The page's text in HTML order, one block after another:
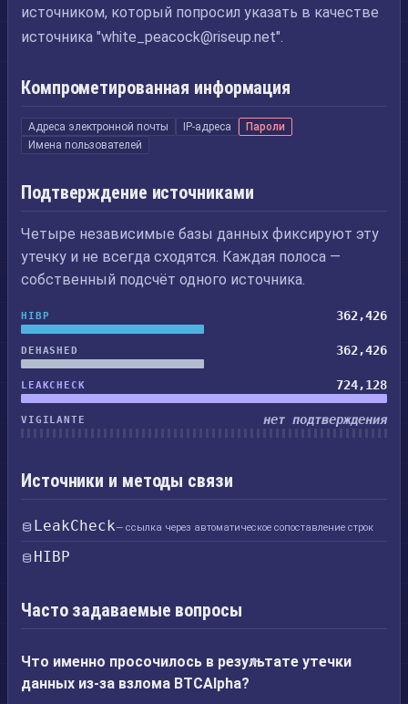
источником, который попросил указать в качестве
источника "white_peacock@riseup.net".
Компрометированная информация
Адреса электронной почты IP-адреса
Пароли
Имена пользователей
Подтверждение источниками
Четыре независимые базы данных фиксируют эту
утечку и не всегда сходятся. Каждая полоса —
собственный подсчёт одного источника.
HIBP 362,426
DEHASHED 362,426
LEAKCHECK 724,128
VIGILANTE нет подтверждения
Источники и методы связи
LeakCheck— ссылка через автоматическое сопоставление строк
HIBP
Часто задаваемые вопросы
Что именно просочилось в результате утечки
данных из-за взлома BTCAlpha?